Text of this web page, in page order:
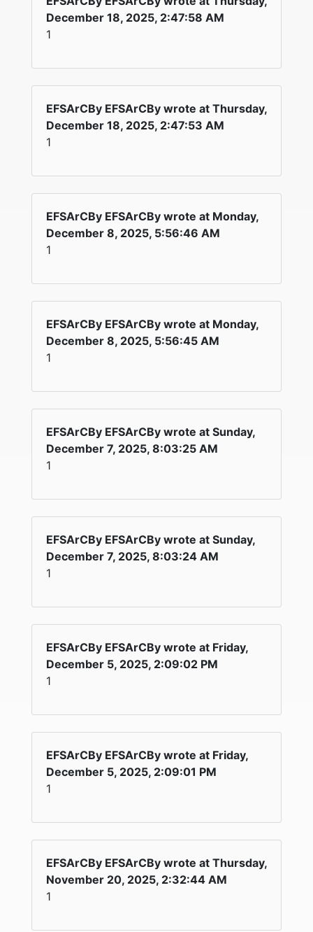
December 18, 2025, 2:47:58 AM
1
EFSArCBy EFSArCBy wrote at Thursday,
December 18, 2025, 2:47:53 AM
1
EFSArCBy EFSArCBy wrote at Monday,
December 8, 2025, 5:56:46 AM
1
EFSArCBy EFSArCBy wrote at Monday,
December 8, 2025, 5:56:45 AM
1
EFSArCBy EFSArCBy wrote at Sunday,
December 7, 2025, 8:03:25 AM
1
EFSArCBy EFSArCBy wrote at Sunday,
December 7, 2025, 8:03:24 AM
1
EFSArCBy EFSArCBy wrote at Friday,
December 5, 2025, 2:09:02 PM
1
EFSArCBy EFSArCBy wrote at Friday,
December 5, 2025, 2:09:01 PM
1
EFSArCBy EFSArCBy wrote at Thursday,
November 20, 2025, 2:32:44 AM
1